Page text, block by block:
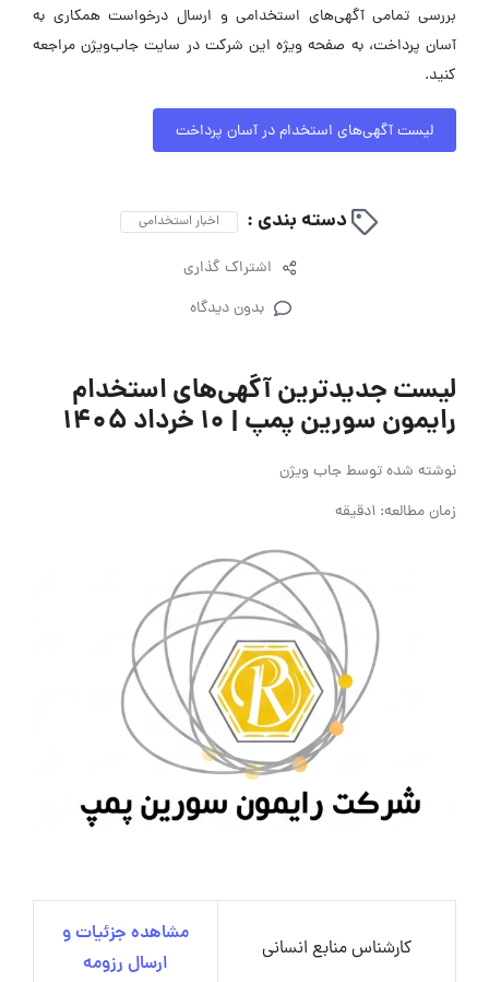
بررسی تمامی آگهی‌های استخدامی و ارسال درخواست همکاری به
آسان پرداخت، به صفحه ویژه این شرکت در سایت جاب‌ویژن مراجعه
کنید.
لیست آگهی‌های استخدام در آسان پرداخت
دسته بندی : اخبار استخدامی
اشتراک گذاری
بدون دیدگاه
لیست جدیدترین آگهی‌های استخدام
رایمون سورین پمپ | ۱۰ خرداد ۱۴۰۵
نوشته شده توسطجاب ویژن
زمان مطالعه: 1دقیقه
کارشناس منابع انسانی
مشاهده جزئیات و
ارسال رزومه